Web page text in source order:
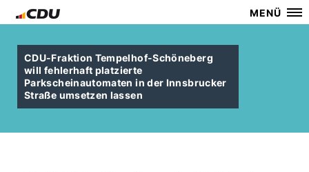
MENÜ
CDU-Fraktion Tempelhof-Schöneberg
will fehlerhaft platzierte
Parkscheinautomaten in der Innsbrucker
Straße umsetzen lassen